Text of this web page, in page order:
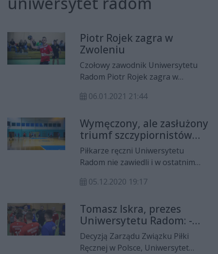
Piotr Rojek zagra w
Zwoleniu
Czołowy zawodnik Uniwersytetu
Radom Piotr Rojek zagra w
nowego trenera. Został nim Robert
06.01.2021 21:44
Wymęczony, ale zasłużony
triumf szczypiornistów
Uniwersytetu
Piłkarze ręczni Uniwersytetu
Radom nie zawiedli i w ostatnim
pokonali Orlen Wisłę II Płock.
05.12.2020 19:17
Tomasz Iskra, prezes
Uniwersytetu Radom: -
Jeszcze nikt nie myśli o
przyszłym sezonie
Decyzją Zarządu Związku Piłki
Ręcznej w Polsce, Uniwersytet